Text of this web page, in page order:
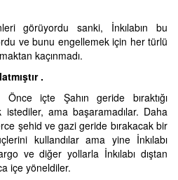
görüyordu sanki, İnkılabın bu
ve bunu engellemek için her türlü
kaçınmadı.
.
Önce içte Şahın geride bıraktığı
ama başaramadılar. Daha
şehid ve gazi geride bırakacak bir
kullandılar ama yine İnkılabı
ve diğer yollarla İnkılabı dıştan
içe yöneldiler.